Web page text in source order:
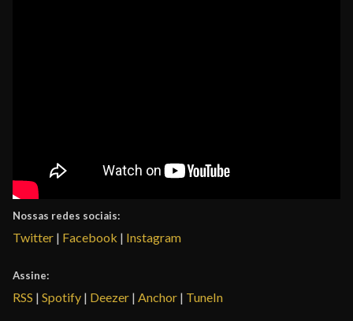
Nossas redes sociais:
Twitter | Facebook | Instagram
Assine:
RSS | Spotify | Deezer | Anchor | TuneIn